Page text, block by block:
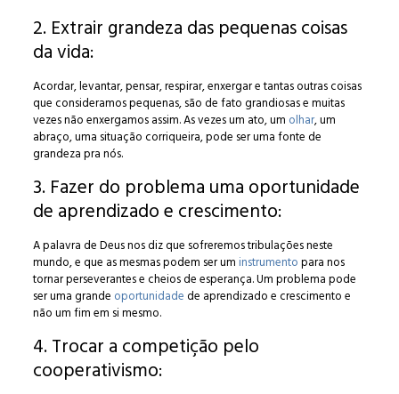
2. Extrair grandeza das pequenas coisas
da vida:
Acordar, levantar, pensar, respirar, enxergar e tantas outras coisas
que consideramos pequenas, são de fato grandiosas e muitas
vezes não enxergamos assim. As vezes um ato, um olhar, um
abraço, uma situação corriqueira, pode ser uma fonte de
grandeza pra nós.
3. Fazer do problema uma oportunidade
de aprendizado e crescimento:
A palavra de Deus nos diz que sofreremos tribulações neste
mundo, e que as mesmas podem ser um instrumentopara nos
tornar perseverantes e cheios de esperança. Um problema pode
ser uma grande oportunidade de aprendizado e crescimento e
não um fim em si mesmo.
4. Trocar a competição pelo
cooperativismo: